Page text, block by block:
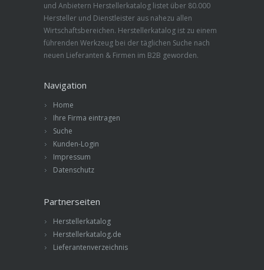
und Anbietern Herstellerkatalog listet über 80.000
Hersteller und Dienstleister aus nahezu allen
Wirtschaftsbereichen. Herstellerkatalog ist zu einem
führenden Werkzeug bei der täglichen Suche nach
neuen Lieferanten & Firmen im B2B geworden.
Navigation
Home
Ihre Firma eintragen
Suche
Kunden-Login
Impressum
Datenschutz
Partnerseiten
Herstellerkatalog
Herstellerkatalog.de
Lieferantenverzeichnis